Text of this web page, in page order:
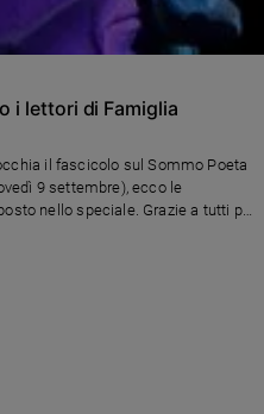
i lettori di Famiglia
il fascicolo sul Sommo Poeta
9 settembre), ecco le
nello speciale. Grazie a tutti per